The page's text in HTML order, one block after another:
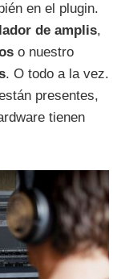
en el plugin.
de amplis,
o nuestro
. O todo a la vez.
presentes,
tienen